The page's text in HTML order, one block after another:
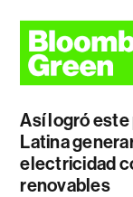
Así logró este
Latina
electricidad
renovables